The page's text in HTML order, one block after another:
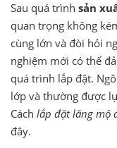
Sau quá trình sản
quan trọng không
cùng lớn và đòi hỏi
nghiệm mới có thể
quá trình lắp đặt.
lớp và thường được
Cách lắp đặt lăng mộ
đây.